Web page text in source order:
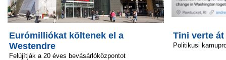
Eurómilliókat költenek el a
Westendre
Felújítják a 20 éves bevásárlóközpontot
Tini verte
Politikusi